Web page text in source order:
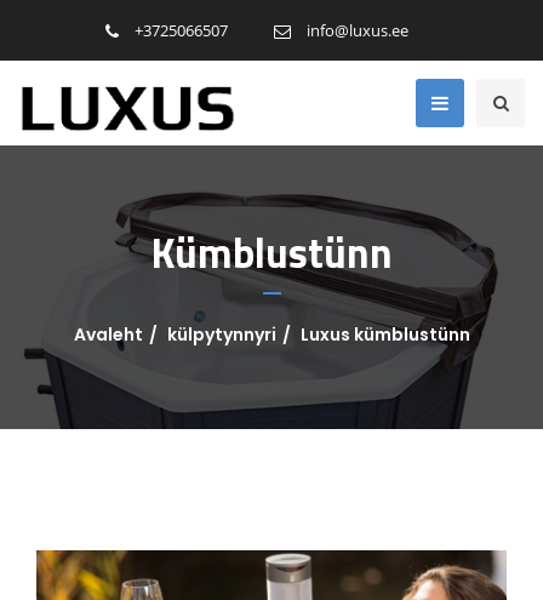
+3725066507 info@luxus.ee
Kümblustünn
Avaleht külpytynnyri Luxus kümblustünn